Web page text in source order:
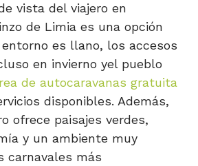
vista del viajero en
de Limia es una opción
es llano, los accesos
en invierno yel pueblo
de autocaravanas gratuita
disponibles. Además,
ofrece paisajes verdes,
y un ambiente muy
carnavales más